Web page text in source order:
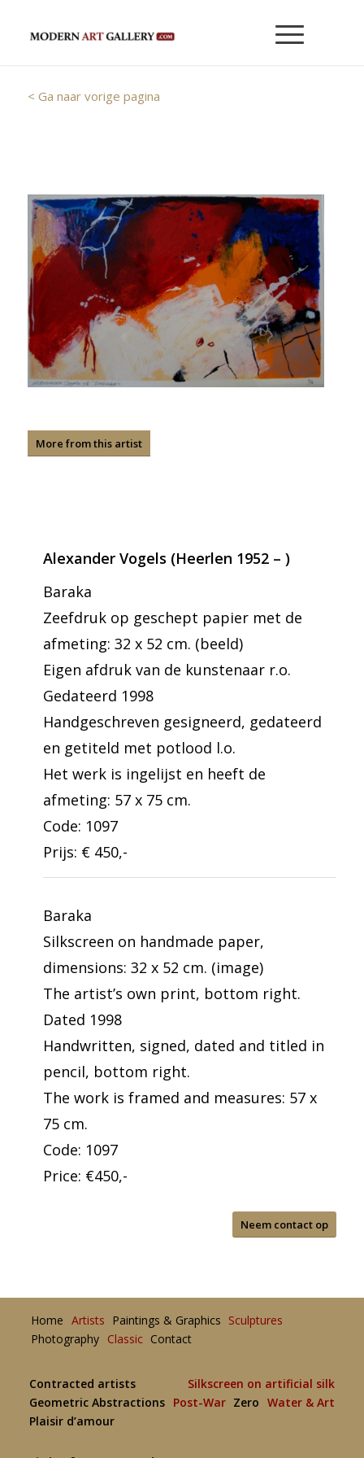
< Ga naar vorige pagina
More from this artist
Alexander Vogels (Heerlen 1952 – )
Baraka
Zeefdruk op geschept papier met de
afmeting: 32 x 52 cm. (beeld)
Eigen afdruk van de kunstenaar r.o.
Gedateerd 1998
Handgeschreven gesigneerd, gedateerd
en getiteld met potlood l.o.
Het werk is ingelijst en heeft de
afmeting: 57 x 75 cm.
Code: 1097
Prijs: € 450,-
Baraka
Silkscreen on handmade paper,
dimensions: 32 x 52 cm. (image)
The artist’s own print, bottom right.
Dated 1998
Handwritten, signed, dated and titled in
pencil, bottom right.
The work is framed and measures: 57 x
75 cm.
Code: 1097
Price: €450,-
Neem contact op
Home Artists Paintings & Graphics Sculptures
Photography Classic Contact
Contracted artists
Silkscreen on artificial silk
Geometric Abstractions
Post-War Zero Water & Art
Plaisir d’amour